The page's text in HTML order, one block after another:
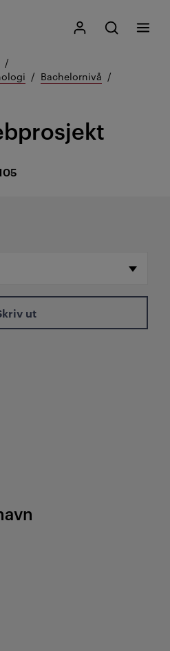
Mitt Kristiania
Åpne søk
Søk
Meny
Bachelornivå
ut